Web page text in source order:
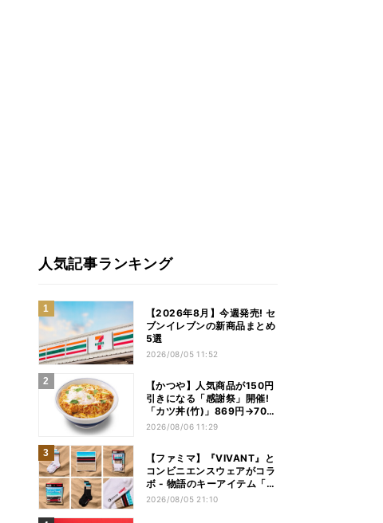
人気記事ランキング
【2026年8月】今週発売! セ
ブンイレブンの新商品まとめ
5選
2026/08/05 11:52
【かつや】人気商品が150円
引きになる「感謝祭」開催!
「カツ丼(竹)」869円→704
円、「ロースカツ定食」913
2026/08/06 11:29
【ファミマ】『VIVANT』と
コンビニエンスウェアがコラ
ボ - 物語のキーアイテム「別
班饅頭」も発売
2026/08/05 21:10